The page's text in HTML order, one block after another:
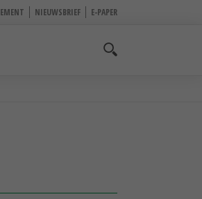
NIEUWSBRIEF E-PAPER